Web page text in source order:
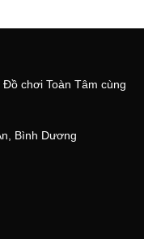
chơi Toàn Tâm cùng
Bình Dương